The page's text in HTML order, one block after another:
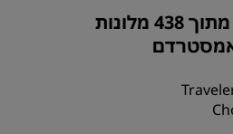
דירוג #71 מתוך 438 מלונות